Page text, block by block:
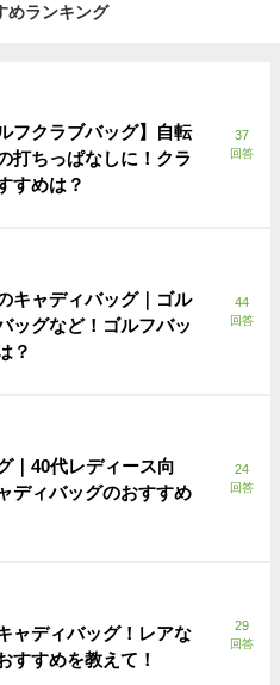
めランキング
フクラブバッグ】自転
打ちっぱなしに！クラ
すめは？
37
回答
キャディバッグ｜ゴル
ッグなど！ゴルフバッ
？
44
回答
｜40代レディース向
ディバッグのおすすめ
24
回答
ャディバッグ！レアな
すすめを教えて！
29
回答